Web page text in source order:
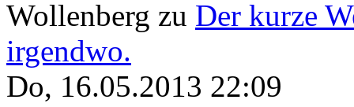
Wollenberg zu Der kurze
irgendwo.
Do, 16.05.2013 22:09